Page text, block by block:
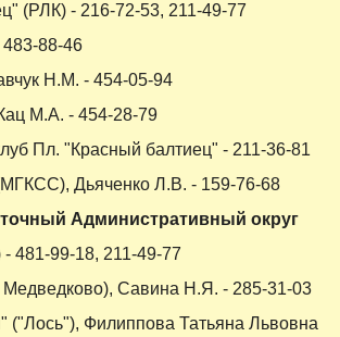
(РЛК) - 216-72-53, 211-49-77
88-46
Н.М. - 454-05-94
М.А. - 454-28-79
Пл. "Красный балтиец" - 211-36-81
Дьяченко Л.В. - 159-76-68
Административный округ
481-99-18, 211-49-77
Савина Н.Я. - 285-31-03
("Лось"), Филиппова Татьяна Львовна